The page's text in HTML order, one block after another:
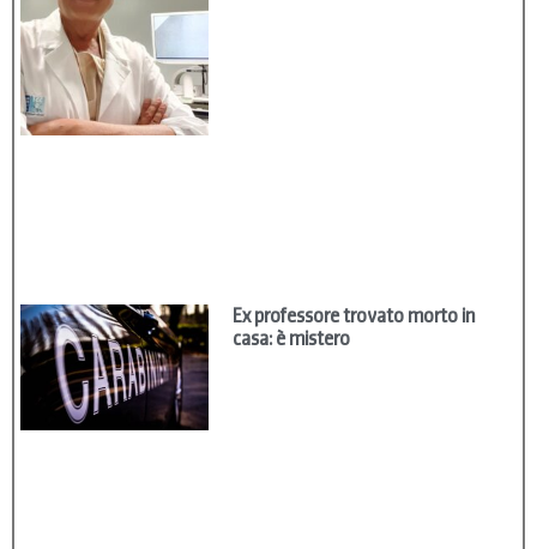
Ex professore trovato morto in
casa: è mistero